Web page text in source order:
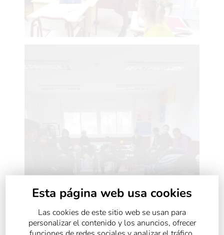
Esta página web usa cookies
Las cookies de este sitio web se usan para
personalizar el contenido y los anuncios, ofrecer